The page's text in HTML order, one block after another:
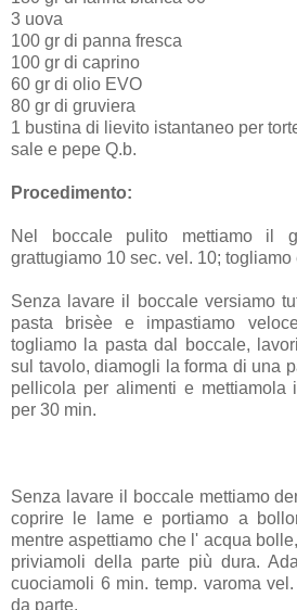
3 uova
100 gr di panna fresca
100 gr di caprino
60 gr di olio EVO
80 gr di gruviera
1 bustina di lievito istantaneo per
sale e pepe Q.b.
Procedimento:
Nel boccale pulito mettiamo il
grattugiamo 10 sec. vel. 10; togliamo
Senza lavare il boccale versiamo
pasta brisèe e impastiamo
togliamo la pasta dal boccale,
sul tavolo, diamogli la forma di una
pellicola per alimenti e mettiamola
per 30 min.
Senza lavare il boccale mettiamo
coprire le lame e portiamo a
mentre aspettiamo che l' acqua
priviamoli della parte più dura.
cuociamoli 6 min. temp. varoma
da parte.